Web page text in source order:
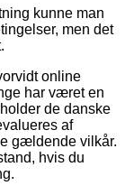
kunne man
men det
online
har været en
de danske
af
gældende vilkår.
hvis du